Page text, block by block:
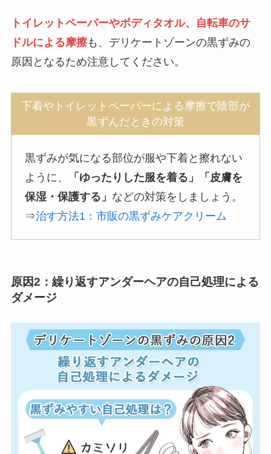
トイレットペーパーやボディタオル、自転車のサ
ドルによる摩擦も、デリケートゾーンの黒ずみの
原因となるため注意してください。
下着やトイレットペーパーによる摩擦で陰部が
黒ずんだときの対策
黒ずみが気になる部位が服や下着と擦れない
ように、
「ゆったりした服を着る」「皮膚を
保湿・保護する」 などの対策をしましょう。
⇒治す方法1：市販の黒ずみケアクリーム
原因2：繰り返すアンダーヘアの自己処理による
ダメージ